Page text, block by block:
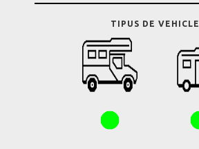
TIPUS DE VEHICLE